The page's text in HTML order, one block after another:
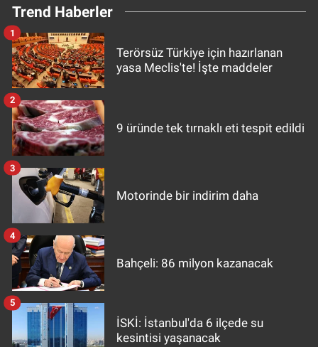
Trend Haberler
Terörsüz Türkiye için hazırlanan
yasa Meclis'te! İşte maddeler
1
9 üründe tek tırnaklı eti tespit edildi
2
Motorinde bir indirim daha
3
Bahçeli: 86 milyon kazanacak
4
İSKİ: İstanbul'da 6 ilçede su
kesintisi yaşanacak
5